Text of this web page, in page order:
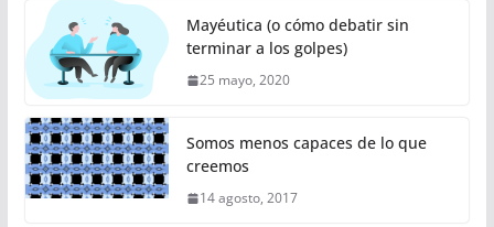
Mayéutica (o cómo debatir sin
terminar a los golpes)
25 mayo, 2020
Somos menos capaces de lo que
creemos
14 agosto, 2017